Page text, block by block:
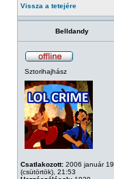
Vissza a tetejére
Belldandy
Sztorihajhász
Csatlakozott: 2006 január 19
(csütörtök), 21:53